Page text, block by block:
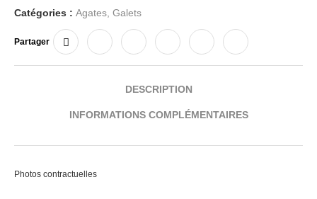
Catégories : Agates Galets
Partager
DESCRIPTION
INFORMATIONS COMPLÉMENTAIRES
Photos contractuelles